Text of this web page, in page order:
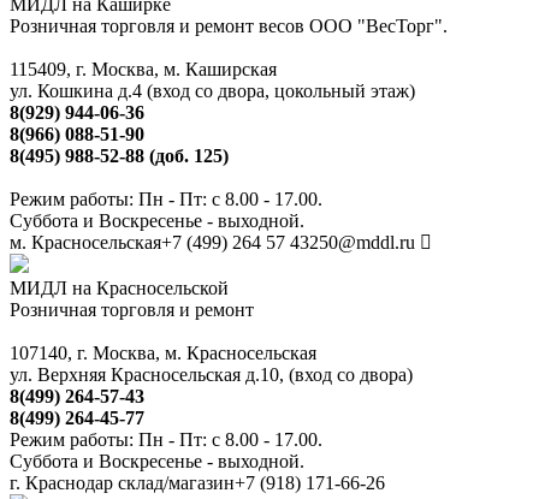
МИДЛ на Каширке
Розничная торговля и ремонт весов ООО "ВесТорг".
115409, г. Москва, м. Каширская
ул. Кошкина д.4 (вход со двора, цокольный этаж)
8(929) 944-06-36
8(966) 088-51-90
8(495) 988-52-88 (доб. 125)
Режим работы: Пн - Пт: с 8.00 - 17.00.
Суббота и Воскресенье - выходной.
м. Красносельская+7 (499) 264 57 43250@mddl.ru
МИДЛ на Красносельской
Розничная торговля и ремонт
107140, г. Москва, м. Красносельская
ул. Верхняя Красносельская д.10, (вход со двора)
8(499) 264-57-43
8(499) 264-45-77
Режим работы: Пн - Пт: с 8.00 - 17.00.
Суббота и Воскресенье - выходной.
г. Краснодар склад/магазин+7 (918) 171-66-26